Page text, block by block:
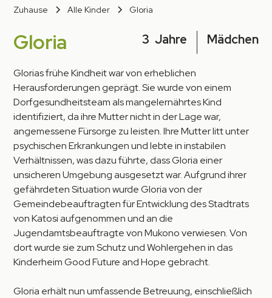
Zuhause Alle Kinder Gloria
Gloria 3 Jahre Mädchen
Glorias frühe Kindheit war von erheblichen
Herausforderungen geprägt. Sie wurde von einem
Dorfgesundheitsteam als mangelernährtes Kind
identifiziert, da ihre Mutter nicht in der Lage war,
angemessene Fürsorge zu leisten. Ihre Mutter litt unter
psychischen Erkrankungen und lebte in instabilen
Verhältnissen, was dazu führte, dass Gloria einer
unsicheren Umgebung ausgesetzt war. Aufgrund ihrer
gefährdeten Situation wurde Gloria von der
Gemeindebeauftragten für Entwicklung des Stadtrats
von Katosi aufgenommen und an die
Jugendamtsbeauftragte von Mukono verwiesen. Von
dort wurde sie zum Schutz und Wohlergehen in das
Kinderheim Good Future and Hope gebracht.
Gloria erhält nun umfassende Betreuung, einschließlich